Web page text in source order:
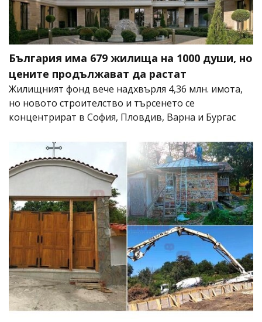
България има 679 жилища на 1000 души, но
цените продължават да растат
Жилищният фонд вече надхвърля 4,36 млн. имота,
но новото строителство и търсенето се
концентрират в София, Пловдив, Варна и Бургас